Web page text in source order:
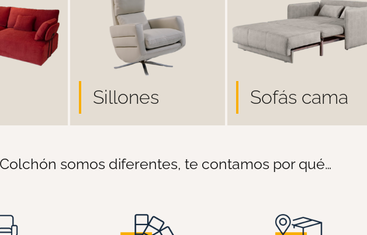
Sillones Sofás cama
somos diferentes, te contamos por qué…